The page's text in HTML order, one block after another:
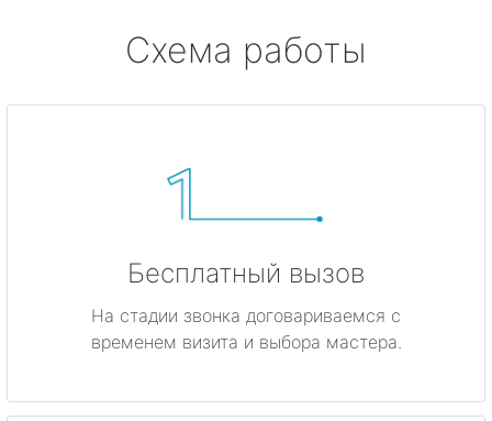
Схема работы
Бесплатный вызов
На стадии звонка договариваемся с
временем визита и выбора мастера.